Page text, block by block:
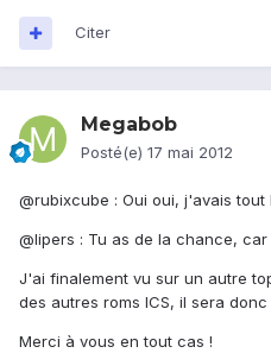
Citer
Megabob
Posté(e) 17 mai 2012
@rubixcube : Oui oui, j'avais tout
@lipers : Tu as de la chance,
J'ai finalement vu sur un autre
des autres roms ICS, il sera
Merci à vous en tout cas !